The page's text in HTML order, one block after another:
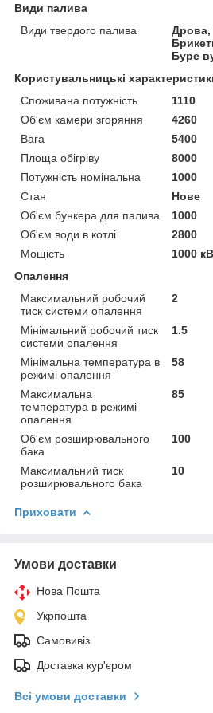
Види палива
Види твердого палива
Дрова,
Буре
Користувальницькі
Споживана потужність
1110
Об'єм камери згоряння
4260
Вага
5400
Площа обігріву
8000
Потужність номінальна
1000
Стан
Нове
Об'єм бункера для палива
1000
Об'єм води в котлі
2800
Мощість
1000
Опалення
Максимальний робочий
тиск системи опалення
2
Мінімальний робочий тиск
системи опалення
1.5
Мінімальна температура в
режимі опалення
58
Максимальна
температура в режимі
опалення
85
Об'єм розширювального
бака
100
Максимальний тиск
розширювального бака
10
Приховати
Умови доставки
Нова Пошта
Укрпошта
Самовивіз
Доставка кур'єром
Всі умови доставки